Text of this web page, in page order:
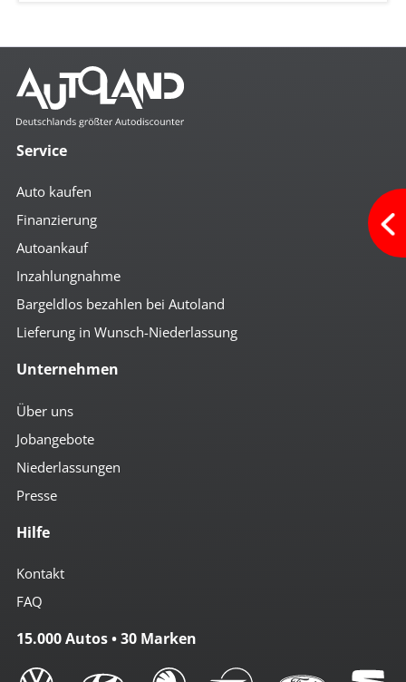
Service
Auto kaufen
Finanzierung
Autoankauf
Inzahlungnahme
Bargeldlos bezahlen bei Autoland
Lieferung in Wunsch-Niederlassung
Unternehmen
Über uns
Jobangebote
Niederlassungen
Presse
Hilfe
Kontakt
FAQ
15.000 Autos • 30 Marken